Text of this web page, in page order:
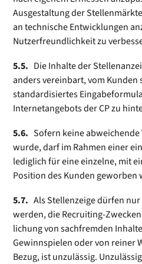
Ausgestaltung der
an technische Entwicklungen
Nutzerfreundlichkeit zu
5.5. Die Inhalte der
anders vereinbart, vom Kunden
standardisiertes
Internetangebots der CP zu
5.6. Sofern keine
wurde, darf im Rahmen einer
lediglich für eine einzelne, mit
Position des Kunden geworben
5.7. Als Stellenzeige dürfen
werden, die Recruiting-
lichung von sachfremden
Gewinnspielen oder von reiner
Bezug, ist unzulässig.